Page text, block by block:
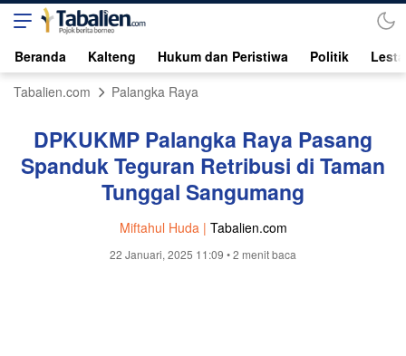
Beranda Kalteng Hukum dan Peristiwa Politik
Tabalien.com
Palangka Raya
DPKUKMP Palangka Raya Pasang
Spanduk Teguran Retribusi di Taman
Tunggal Sangumang
Miftahul Huda | Tabalien.com
22 Januari, 2025 11:09 • 2 menit baca